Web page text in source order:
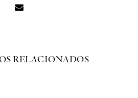
RELACIONADOS